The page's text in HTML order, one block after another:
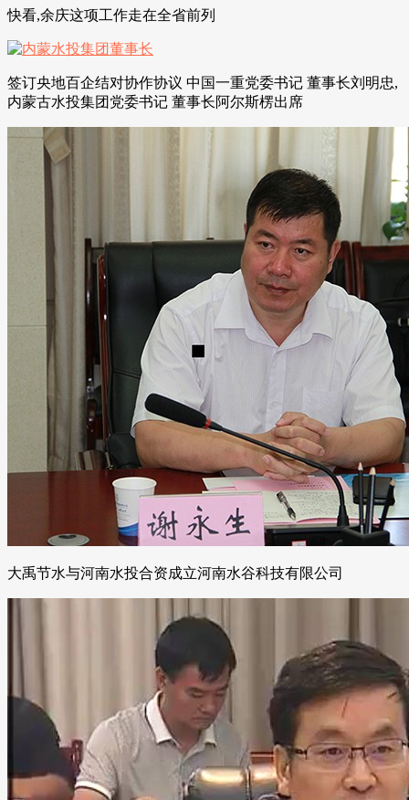
快看,余庆这项工作走在全省前列
签订央地百企结对协作协议 中国一重党委书记 董事长刘明忠,
内蒙古水投集团党委书记 董事长阿尔斯楞出席
大禹节水与河南水投合资成立河南水谷科技有限公司